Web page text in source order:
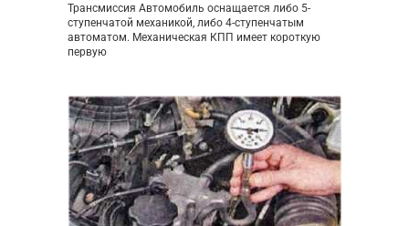
Трансмиссия Автомобиль оснащается либо 5-
ступенчатой механикой, либо 4-ступенчатым
автоматом. Механическая КПП имеет короткую
первую